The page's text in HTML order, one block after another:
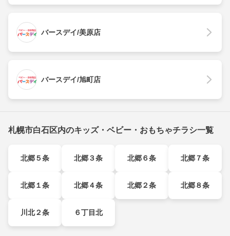
バースデイ/美原店
バースデイ/旭町店
札幌市白石区内のキッズ・ベビー・おもちゃチラシ一覧
北郷５条 北郷３条 北郷６条 北郷７条
北郷１条 北郷４条 北郷２条 北郷８条
川北２条 ６丁目北